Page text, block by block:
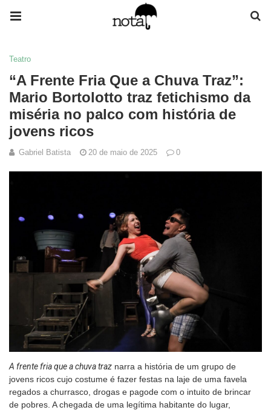
Teatro
“A Frente Fria Que a Chuva Traz”:
Mario Bortolotto traz fetichismo da
miséria no palco com história de
jovens ricos
Gabriel Batista 20 de maio de 2025 0
A frente fria que a chuva traz narra a história de um grupo de
jovens ricos cujo costume é fazer festas na laje de uma favela
regados a churrasco, drogas e pagode com o intuito de brincar
de pobres. A chegada de uma legítima habitante do lugar,